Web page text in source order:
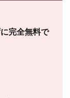
完全無料で